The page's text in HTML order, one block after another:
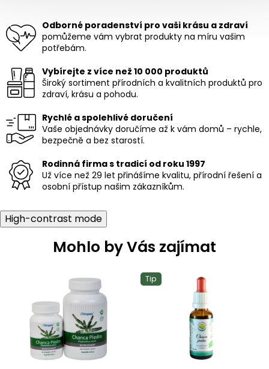
d
a
p
r
v
y
v
ý
i
s
u
Odborné poradenství pro vaši krásu a zdraví
pomůžeme vám vybrat produkty na míru vašim
potřebám.
Vybírejte z více než 10 000 produktů
Široký sortiment přírodních a kvalitních produktů pro
zdraví, krásu a pohodu.
Rychlé a spolehlivé doručení
Vaše objednávky doručíme až k vám domů – rychle,
bezpečně a bez starostí.
Rodinná firma s tradicí od roku 1997
Už více než 29 let přinášíme kvalitu, přírodní řešení a
osobní přístup našim zákazníkům.
High-contrast mode
Mohlo by Vás zajímat
Tip